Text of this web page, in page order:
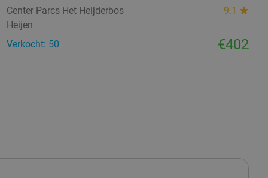
Center Parcs Het Heijderbos
9.1
Heijen
Verkocht: 50
€402